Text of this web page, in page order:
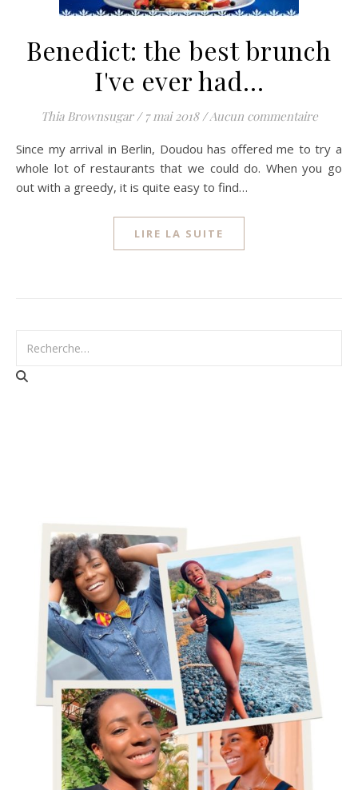
Benedict: the best brunch
I've ever had…
Thia Brownsugar / 7 mai 2018 /Aucun commentaire
Since my arrival in Berlin, Doudou has offered me to try a
whole lot of restaurants that we could do. When you go
out with a greedy, it is quite easy to find…
LIRE LA SUITE